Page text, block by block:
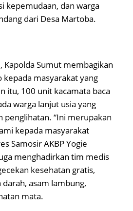
kepemudaan, dan warga
dari Desa Martoba.
Kapolda Sumut membagikan
masyarakat yang
itu, 100 unit kacamata baca
warga lanjut usia yang
penglihatan. “Ini merupakan
kepada masyarakat
Samosir AKBP Yogie
menghadirkan tim medis
kesehatan gratis,
asam lambung,
mata.